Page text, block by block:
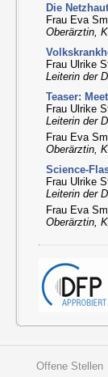
Die
Frau Eva
Oberärztin,
Frau Ulrike
Leiterin der
Teaser:
Frau Ulrike
Leiterin der
Frau Eva
Oberärztin,
Science-
Frau Ulrike
Leiterin der
Frau Eva
Oberärztin,
Offene Stellen